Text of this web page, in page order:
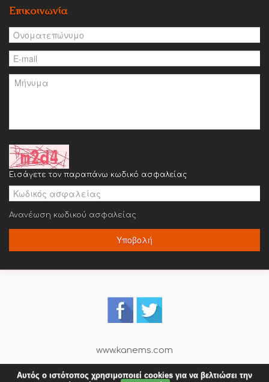
Επικοινωνία
Εισάγετε τον παραπάνω κωδικό ασφαλείας
Ανανέωση κωδικού ασφαλείας
Υποβολή
Αυτός ο ιστότοπος χρησιμοποιεί cookies για να βελτιώσει την
www.kanems.com